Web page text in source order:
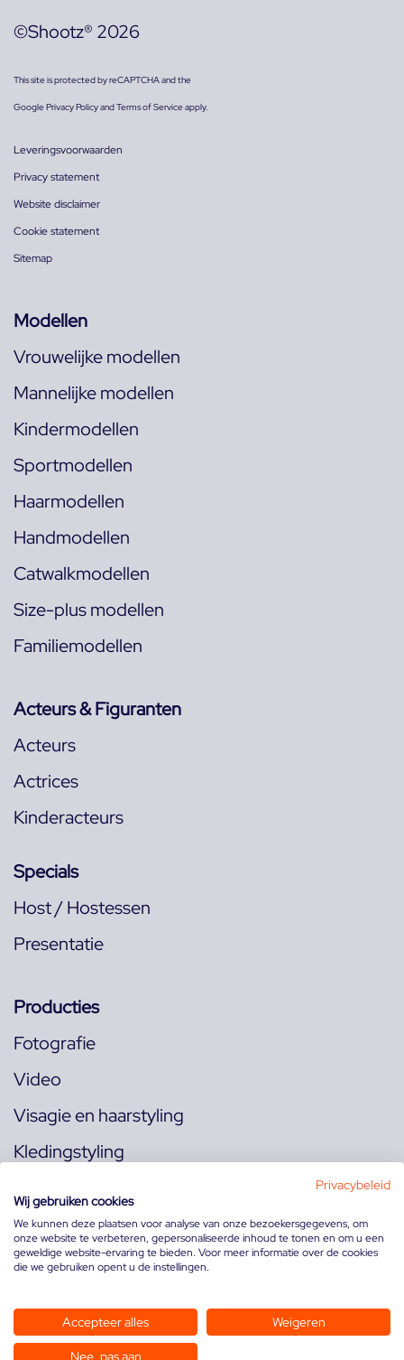
©Shootz® 2026
This site is protected by reCAPTCHA and the
GooglePrivacy PolicyandTerms of Serviceapply.
Leveringsvoorwaarden
Privacy statement
Website disclaimer
Cookie statement
Sitemap
Modellen
Vrouwelijke modellen
Mannelijke modellen
Kindermodellen
Sportmodellen
Haarmodellen
Handmodellen
Catwalkmodellen
Size-plus modellen
Familiemodellen
Acteurs & Figuranten
Acteurs
Actrices
Kinderacteurs
Specials
Host / Hostessen
Presentatie
Producties
Fotografie
Video
Visagie en haarstyling
Kledingstyling
Volg ons op:
Privacybeleid
Wij gebruiken cookies
We kunnen deze plaatsen voor analyse van onze bezoekersgegevens, om
onze website te verbeteren, gepersonaliseerde inhoud te tonen en om u een
geweldige website-ervaring te bieden. Voor meer informatie over de cookies
die we gebruiken opent u de instellingen.
Accepteer alles Weigeren
Nee, pas aan